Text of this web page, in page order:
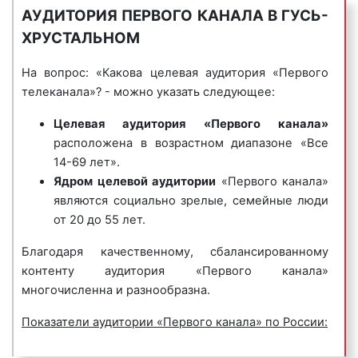
оказываемых услугах. Планируя проведение
рекламной кампании на телевидении,
предусмотреть, взвесить и оценить. Одним из
первостепенных вопросов, требующих
рекламы на Первом канале.
«Сколько стоит реклама на Первом канале в
Гусь-Хрустальном?» – один из самых
задаваемых вопросов среди клиентов «Фасад
Медиа Групп». Стоимость рекламы на Первом
Цены на рекламу зависят от следующих
факторов:
телеканал, тем дороже стоит его эфирное
шоу;
игры;
фестивали;
специальные и авторские репортажи;
публицистические и документальные
передачи;
спортивные передачи;
трансляции матчей;
мультфильмы;
детские передачи.
Разнообразие сетки вещания «Первого»
благоприятным образом сказывается на спросе
эфирного времени для размещения рекламных
разместить рекламу своих товаров и услуг именно
АУДИТОРИЯ ПЕРВОГО КАНАЛА В ГУСЬ-
ХРУСТАЛЬНОМ
На вопрос: «Какова целевая аудитория «Первого
телеканала»? - можно указать следующее:
Целевая аудитория «Первого канала»
расположена в возрастном диапазоне «Все
14-69 лет».
Ядром целевой аудитории «Первого канала»
являются социально зрелые, семейные люди
от 20 до 55 лет.
Благодаря качественному, сбалансированному
контенту аудитория «Первого канала»
многочисленна и разнообразна.
Показатели аудитории «Первого канала» по России:
Потенциальная аудитория «Первого канала» в